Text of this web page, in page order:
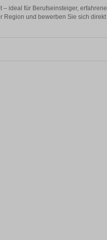
ideal für Berufseinsteiger, erfahrene
Region und bewerben Sie sich direkt